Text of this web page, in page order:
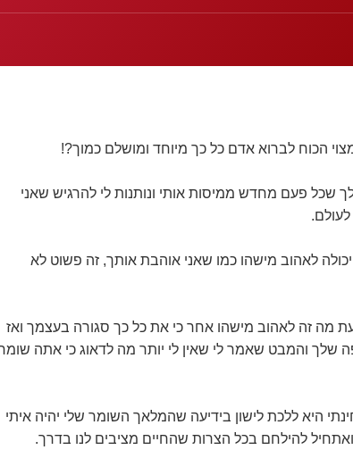
הכוח לברוא אדם כל כך מיוחד ומושלם כמוך?!
שכל פעם מחדש ממיסות אותי ונותנות לי להרגיש שאני
לאהוב מישהו כמו שאני אוהבת אותך, זה פשוט לא
מה זה לאהוב מישהו אחר כי את כל כך סגורה בעצמך ואז
שלך והמבט שאמר לי שאין לי יותר מה לדאוג כי אתה
היא ללכת לישון בידיעה שהמלאך השומר שלי יהיה איתי
להילחם בכל הצרות שהחיים מציבים לנו בדרך.